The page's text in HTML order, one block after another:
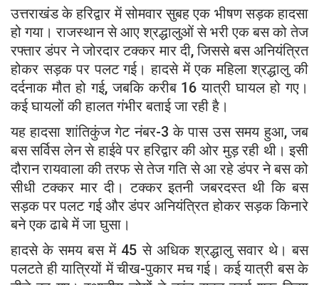
उत्तराखंड के हरिद्वार में सोमवार सुबह एक भीषण सड़क हादसा
हो गया। राजस्थान से आए श्रद्धालुओं से भरी एक बस को तेज
रफ्तार डंपर ने जोरदार टक्कर मार दी, जिससे बस अनियंत्रित
होकर सड़क पर पलट गई। हादसे में एक महिला श्रद्धालु की
दर्दनाक मौत हो गई, जबकि करीब 16 यात्री घायल हो गए।
कई घायलों की हालत गंभीर बताई जा रही है।
यह हादसा शांतिकुंज गेट नंबर-3 के पास उस समय हुआ, जब
बस सर्विस लेन से हाईवे पर हरिद्वार की ओर मुड़ रही थी। इसी
दौरान रायवाला की तरफ से तेज गति से आ रहे डंपर ने बस को
सीधी टक्कर मार दी। टक्कर इतनी जबरदस्त थी कि बस
सड़क पर पलट गई और डंपर अनियंत्रित होकर सड़क किनारे
बने एक ढाबे में जा घुसा।
हादसे के समय बस में 45 से अधिक श्रद्धालु सवार थे। बस
पलटते ही यात्रियों में चीख-पुकार मच गई। कई यात्री बस के